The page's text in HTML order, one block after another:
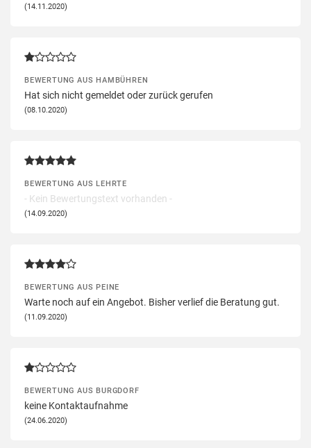
(14.11.2020)
BEWERTUNG AUS HAMBÜHREN
Hat sich nicht gemeldet oder zurück gerufen
(08.10.2020)
BEWERTUNG AUS LEHRTE
- Kein Bewertungstext vorhanden -
(14.09.2020)
BEWERTUNG AUS PEINE
Warte noch auf ein Angebot. Bisher verlief die Beratung gut.
(11.09.2020)
BEWERTUNG AUS BURGDORF
keine Kontaktaufnahme
(24.06.2020)